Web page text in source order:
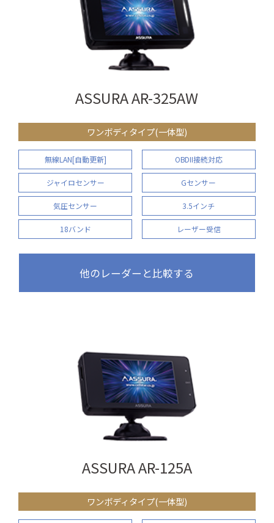
ASSURA AR-325AW
ワンボディタイプ(一体型)
無線LAN[自動更新] OBDII接続対応
ジャイロセンサー Gセンサー
気圧センサー 3.5インチ
18バンド レーザー受信
他のレーダーと比較する
ASSURA AR-125A
ワンボディタイプ(一体型)